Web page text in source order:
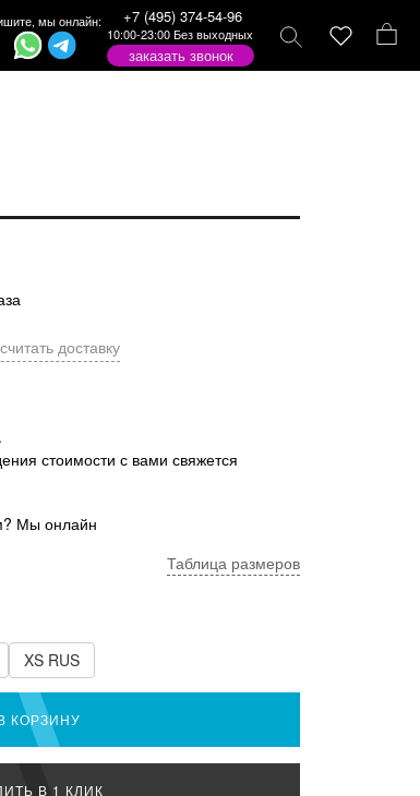
мы онлайн: +7 (495) 374-54-96
10:00-23:00 Без выходных
заказать звонок
доставку
стоимости с вами свяжется
Мы онлайн
Таблица размеров
XS RUS
КОРЗИНУ
В 1 КЛИК